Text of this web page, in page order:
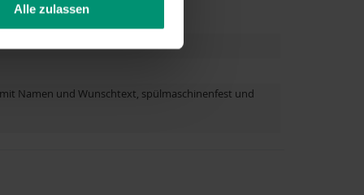
Alle zulassen
Namen und Wunschtext, spülmaschinenfest und